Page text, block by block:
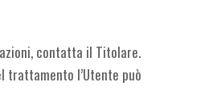
contatta il Titolare.
trattamento l’Utente può